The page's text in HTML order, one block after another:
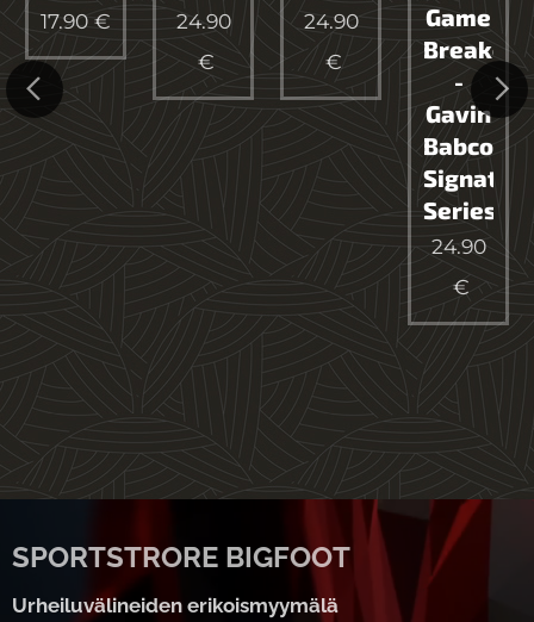
17.90 €
24.90
€
24.90
€
Game
Breaker
-
Gavin
Babcock
Series
24.90
€
SPORTSTRORE BIGFOOT
Urheiluvälineiden erikoismyymälä